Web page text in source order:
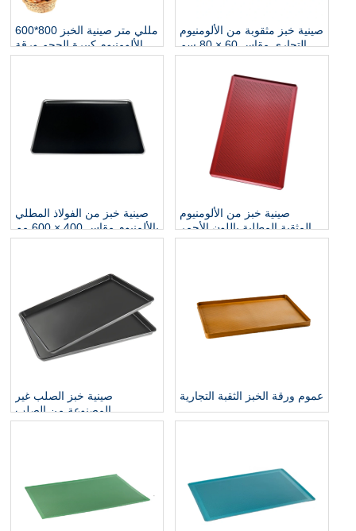
600*800 مللي متر صينية الخبز
الألومنيوم كبيرة الحجم ورقة
الخبز المسطحة المثقبة
صينية خبز مثقوبة من الألومنيوم
التجاري مقاس 60 × 80 سم
صينية خبز من الفولاذ المطلي
بالألمنيوم مقاس 400 × 600 مم
صينية خبز من الألومنيوم
المثقبة المطلية باللون الأحمر
صينية خبز الصلب غير
المصنوعة من الصلب
عموم ورقة الخبز الثقبة التجارية